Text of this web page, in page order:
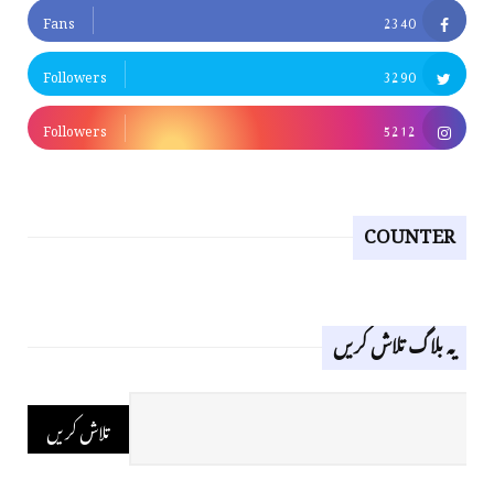
2340
Fans
3290
Followers
5212
Followers
COUNTER
یہ بلاگ تلاش کریں